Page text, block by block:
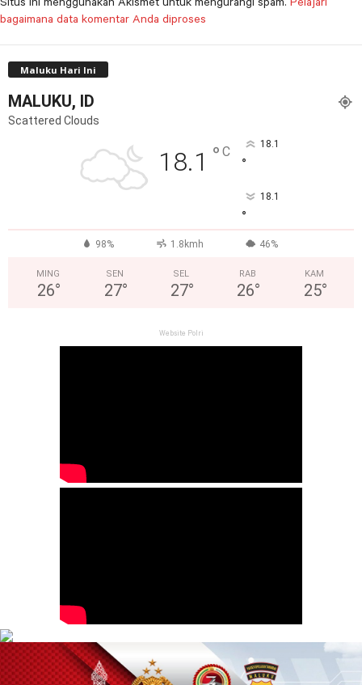
bagaimana data komentar Anda diproses
Maluku Hari Ini
MALUKU, ID
Scattered Clouds
18.1 ° C 18.1
°
18.1
°
98% 1.8kmh 46%
MING
26°
SEN
27°
SEL
27°
RAB
26°
KAM
25°
Website Polri